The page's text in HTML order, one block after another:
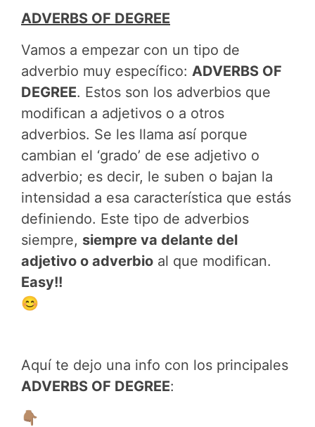
ADVERBS OF DEGREE
Vamos a empezar con un tipo de
adverbio muy específico: ADVERBS OF
DEGREE. Estos son los adverbios que
modifican a adjetivos o a otros
adverbios. Se les llama así porque
cambian el ‘grado’ de ese adjetivo o
adverbio; es decir, le suben o bajan la
intensidad a esa característica que estás
definiendo. Este tipo de adverbios
siempre, siempre va delante del
adjetivo o adverbio al que modifican.
Easy!!
😊
Aquí te dejo una info con los principales
ADVERBS OF DEGREE:
👇🏽